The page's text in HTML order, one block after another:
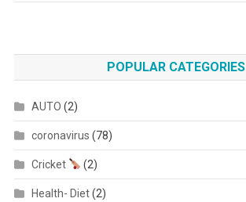
POPULAR CATEGORIES
AUTO (2)
coronavirus (78)
Cricket (2)
Health- Diet(2)